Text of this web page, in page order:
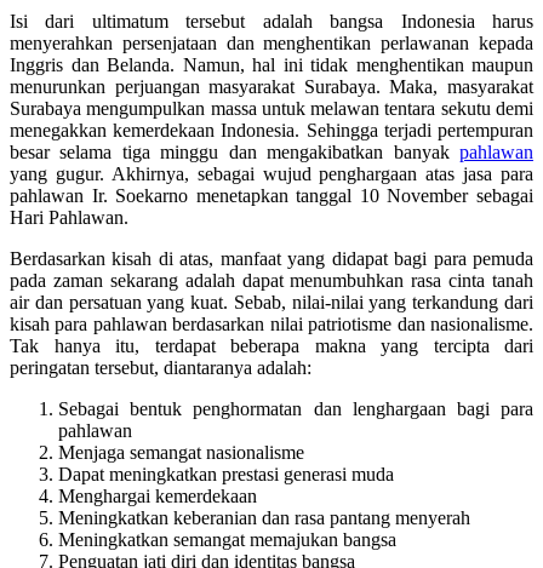
Isi dari ultimatum tersebut adalah bangsa Indonesia harus
menyerahkan persenjataan dan menghentikan perlawanan kepada
Inggris dan Belanda. Namun, hal ini tidak menghentikan maupun
menurunkan perjuangan masyarakat Surabaya. Maka, masyarakat
Surabaya mengumpulkan massa untuk melawan tentara sekutu demi
menegakkan kemerdekaan Indonesia. Sehingga terjadi pertempuran
besar selama tiga minggu dan mengakibatkan banyak pahlawan
yang gugur. Akhirnya, sebagai wujud penghargaan atas jasa para
pahlawan Ir. Soekarno menetapkan tanggal 10 November sebagai
Hari Pahlawan.
Berdasarkan kisah di atas, manfaat yang didapat bagi para pemuda
pada zaman sekarang adalah dapat menumbuhkan rasa cinta tanah
air dan persatuan yang kuat. Sebab, nilai-nilai yang terkandung dari
kisah para pahlawan berdasarkan nilai patriotisme dan nasionalisme.
Tak hanya itu, terdapat beberapa makna yang tercipta dari
peringatan tersebut, diantaranya adalah:
Sebagai bentuk penghormatan dan lenghargaan bagi para
pahlawan
Menjaga semangat nasionalisme
Dapat meningkatkan prestasi generasi muda
Menghargai kemerdekaan
Meningkatkan keberanian dan rasa pantang menyerah
Meningkatkan semangat memajukan bangsa
Penguatan jati diri dan identitas bangsa